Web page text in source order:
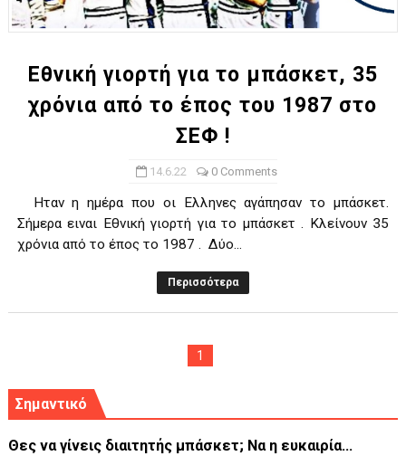
ΧΡΟΝΙΑ ΠΟΛΛΑ ΣΤΟ ΕΛΛΗΝΙΚΟ ΜΠΑΣΚΕΤ : 39Η ΕΠΕΤΕΙΟΣ ΑΠΟ
Ο δρόμος για τον 29ο τελικό κυπέλλου ανδρών ΕΣΚΑΝΑ
U21: Τεράστια πρόκριση για τον Πανελευσινιακό στον
Γ΄ανδρών play offs : "Σκληρό" καρύδι η Φιλία Περάματος
Εθνική γιορτή για το μπάσκετ, 35
χρόνια από το έπος του 1987 στο
ΣΕΦ !
14.6.22 0 Comments
Ηταν η ημέρα που οι Ελληνες αγάπησαν το μπάσκετ.
Σήμερα ειναι Εθνική γιορτή για το μπάσκετ . Κλείνουν 35
χρόνια από το έπος το 1987 . Δύο...
Περισσότερα
1
Σημαντικό
Θες να γίνεις διαιτητής μπάσκετ; Να η ευκαιρία...